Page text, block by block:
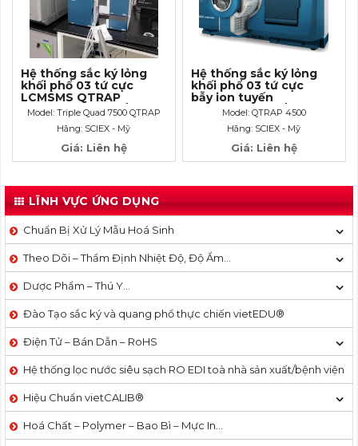
Hệ thống sắc ký lỏng
khối phổ 03 tứ cực
LCMSMS QTRAP
Ready_độ nhạy S/N >
3.000.000:1
Model: Triple Quad 7500 QTRAP
Ready
Hãng: SCIEX - Mỹ
Giá: Liên hệ
Hệ thống sắc ký lỏng
khối phổ 03 tứ cực
bẫy ion tuyến
tính (QTRAP) S/N >
Model: QTRAP 4500
Hãng: SCIEX - Mỹ
Giá: Liên hệ
LĨNH VỰC ỨNG DỤNG
Chuẩn Bị Xử Lý Mẫu Hoá Sinh
Theo Dõi – Thẩm Định Nhiệt Độ, Độ Ẩm…
Dược Phẩm – Thú Y…
Đào Tạo sắc ký và quang phổ thực chiến vietEDU®
Điện Tử – Bán Dẫn – RoHS
Hệ thống lọc nước siêu sạch RO EDI​​ toà nhà sản xuất/bệnh viện
Hiệu Chuẩn vietCALIB®
Hoá Chất – Polymer – Bao Bì – Mực In…